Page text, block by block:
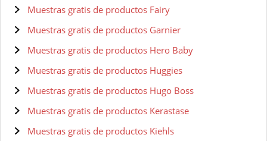
Muestras gratis de productos Fairy
Muestras gratis de productos Garnier
Muestras gratis de productos Hero Baby
Muestras gratis de productos Huggies
Muestras gratis de productos Hugo Boss
Muestras gratis de productos Kerastase
Muestras gratis de productos Kiehls